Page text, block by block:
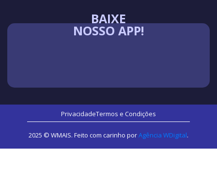
BAIXE
NOSSO APP!
PrivacidadeTermos e Condições
2025 © WMAIS. Feito com carinho porAgência WDigital.